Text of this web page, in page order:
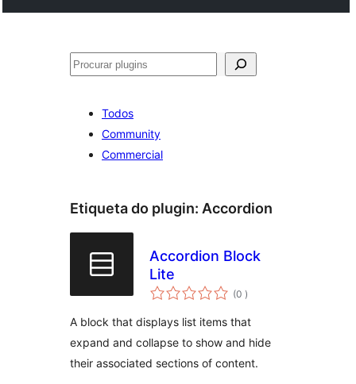
Pesquisar
Todos
Community
Commercial
Etiqueta do plugin: Accordion
Accordion Block
Lite
(0 classificações
)
A block that displays list items that
expand and collapse to show and hide
their associated sections of content.